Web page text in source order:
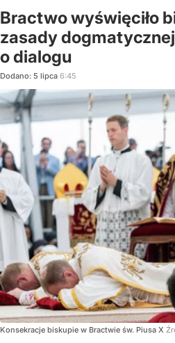
Bractwo wyświęciło
zasady
o dialogu
Dodano: 5 lipca 6:45
Konsekracje biskupie w Bractwie św. Piusa X